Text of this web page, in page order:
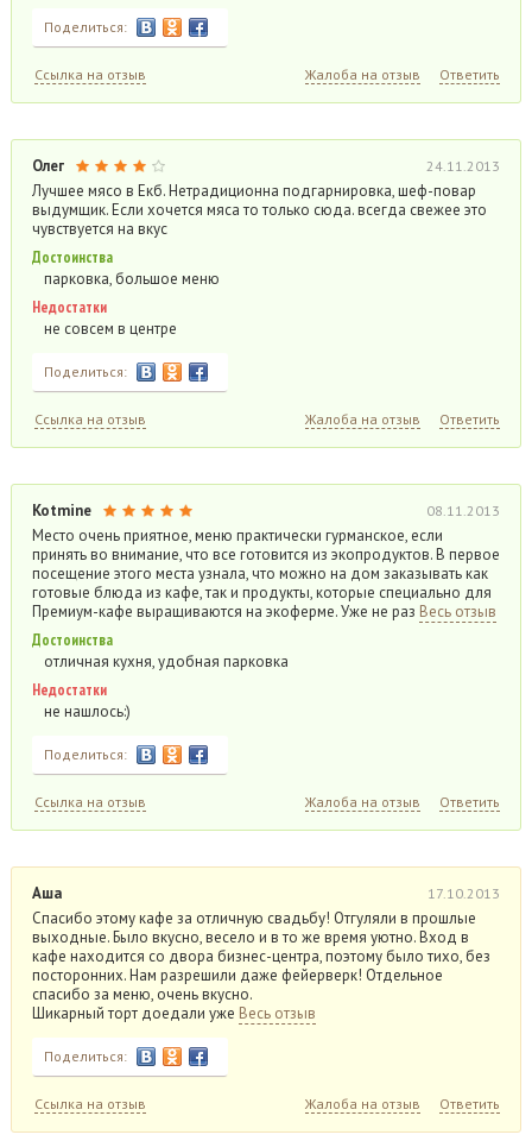
Поделиться:
Ссылка на отзыв Жалоба на отзыв Ответить
Олег 24.11.2013
Лучшее мясо в Екб. Нетрадиционна подгарнировка, шеф-повар
выдумщик. Если хочется мяса то только сюда. всегда свежее это
чувствуется на вкус
Достоинства
парковка, большое меню
Недостатки
не совсем в центре
Поделиться:
Ссылка на отзыв Жалоба на отзыв Ответить
Kotmine 08.11.2013
Место очень приятное, меню практически гурманское, если
принять во внимание, что все готовится из экопродуктов. В первое
посещение этого места узнала, что можно на дом заказывать как
готовые блюда из кафе, так и продукты, которые специально для
Премиум-кафе выращиваются на экоферме. Уже не раз Весь отзыв
Достоинства
отличная кухня, удобная парковка
Недостатки
не нашлось:)
Поделиться:
Ссылка на отзыв Жалоба на отзыв Ответить
Аша 17.10.2013
Спасибо этому кафе за отличную свадьбу! Отгуляли в прошлые
выходные. Было вкусно, весело и в то же время уютно. Вход в
кафе находится со двора бизнес-центра, поэтому было тихо, без
посторонних. Нам разрешили даже фейерверк! Отдельное
спасибо за меню, очень вкусно.
Шикарный торт доедали уже Весь отзыв
Поделиться:
Ссылка на отзыв Жалоба на отзыв Ответить